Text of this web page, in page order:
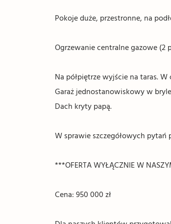
Pokoje duże, przestronne, na
Ogrzewanie centralne gazowe (2
Na półpiętrze wyjście na taras.
Garaż jednostanowiskowy w
Dach kryty papą.
W sprawie szczegółowych
***OFERTA WYŁĄCZNIE W
Cena: 950 000 zł